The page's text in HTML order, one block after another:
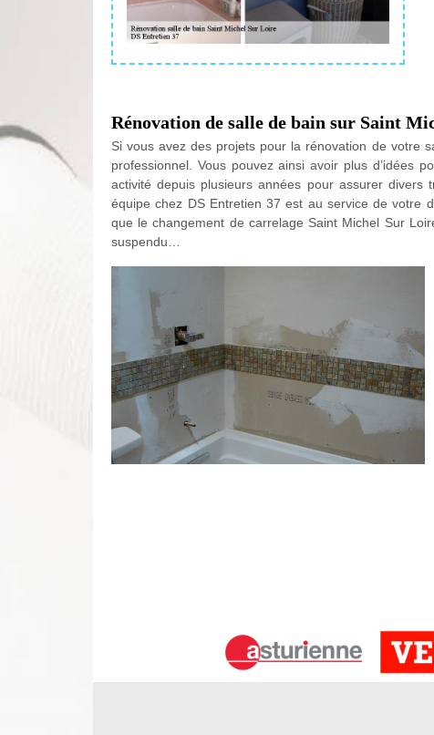
Rénovation de salle de bain sur Saint
Si vous avez des projets pour la rénovation de votre
professionnel. Vous pouvez ainsi avoir plus d’idées
activité depuis plusieurs années pour assurer
équipe chez DS Entretien 37 est au service de votre
que le changement de carrelage Saint Michel Sur
suspendu…
rénovation et de toute intervention en travaux de
interventions selon votre demande. Nous travaillons